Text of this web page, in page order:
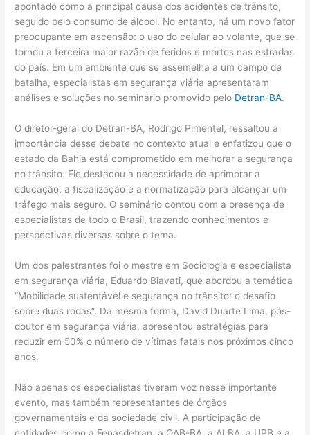
apontado como a principal causa dos acidentes de trânsito,
seguido pelo consumo de álcool. No entanto, há um novo fator
preocupante em ascensão: o uso do celular ao volante, que se
tornou a terceira maior razão de feridos e mortos nas estradas
do país. Em um ambiente que se assemelha a um campo de
batalha, especialistas em segurança viária apresentaram
análises e soluções no seminário promovido pelo Detran-BA.
O diretor-geral do Detran-BA, Rodrigo Pimentel, ressaltou a
importância desse debate no contexto atual e enfatizou que o
estado da Bahia está comprometido em melhorar a segurança
no trânsito. Ele destacou a necessidade de aprimorar a
educação, a fiscalização e a normatização para alcançar um
tráfego mais seguro. O seminário contou com a presença de
especialistas de todo o Brasil, trazendo conhecimentos e
perspectivas diversas sobre o tema.
Um dos palestrantes foi o mestre em Sociologia e especialista
em segurança viária, Eduardo Biavati, que abordou a temática
“Mobilidade sustentável e segurança no trânsito: o desafio
sobre duas rodas”. Da mesma forma, David Duarte Lima, pós-
doutor em segurança viária, apresentou estratégias para
reduzir em 50% o número de vítimas fatais nos próximos cinco
anos.
Não apenas os especialistas tiveram voz nesse importante
evento, mas também representantes de órgãos
governamentais e da sociedade civil. A participação de
entidades como a Fenasdetran, a OAB-BA, a ALBA, a UPB e a